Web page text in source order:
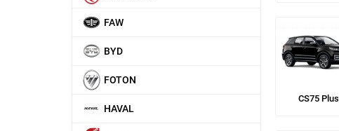
FAW
BYD
FOTON
HAVAL
CS75 Plus